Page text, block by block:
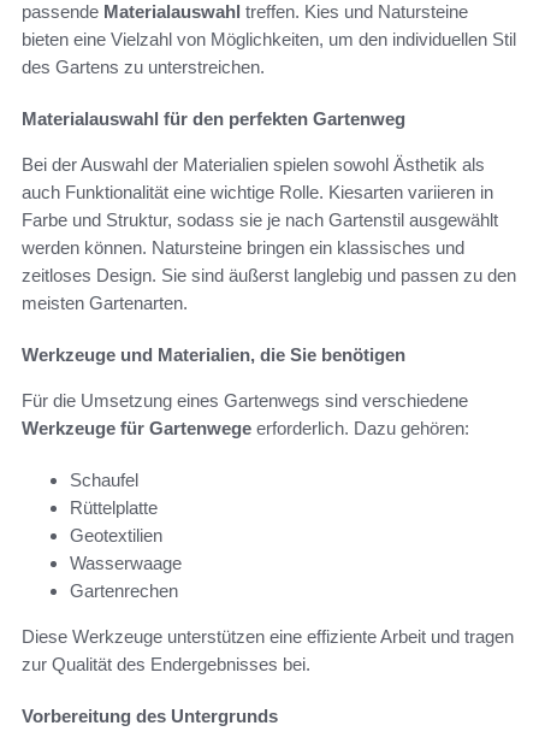
passende Materialauswahl treffen. Kies und Natursteine
bieten eine Vielzahl von Möglichkeiten, um den individuellen Stil
des Gartens zu unterstreichen.
Materialauswahl für den perfekten Gartenweg
Bei der Auswahl der Materialien spielen sowohl Ästhetik als
auch Funktionalität eine wichtige Rolle. Kiesarten variieren in
Farbe und Struktur, sodass sie je nach Gartenstil ausgewählt
werden können. Natursteine bringen ein klassisches und
zeitloses Design. Sie sind äußerst langlebig und passen zu den
meisten Gartenarten.
Werkzeuge und Materialien, die Sie benötigen
Für die Umsetzung eines Gartenwegs sind verschiedene
Werkzeuge für Gartenwege erforderlich. Dazu gehören:
Schaufel
Rüttelplatte
Geotextilien
Wasserwaage
Gartenrechen
Diese Werkzeuge unterstützen eine effiziente Arbeit und tragen
zur Qualität des Endergebnisses bei.
Vorbereitung des Untergrunds